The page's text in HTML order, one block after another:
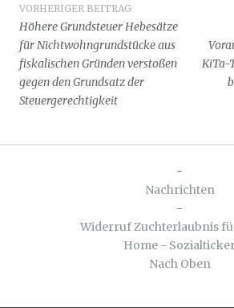
Beitragsnavigation
VORHERIGER BEITRAG
Höhere Grundsteuer Hebesätze
für Nichtwohngrundstücke aus
fiskalischen Gründen verstoßen
gegen den Grundsatz der
Steuergerechtigkeit
KiTa-
-
Nachrichten
-
Widerruf Zuchterlaubnis
Home -
Nach Oben